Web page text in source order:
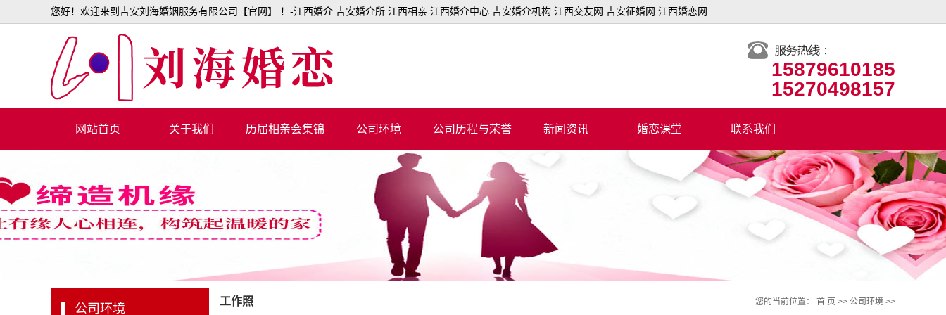
您好！欢迎来到吉安刘海婚姻服务有限公司【官网】 ！-江西婚介 吉安婚介所 江西相亲 江西婚介中心 吉安婚介机构 江西交友网 吉安征婚网 江西婚恋网
15879610185
15270498157
网站首页 关于我们 历届相亲会集锦 公司环境 公司历程与荣誉 新闻资讯 婚恋课堂 联系我们
公司环境
工作照 您的当前位置： 首 页 >> 公司环境 >>